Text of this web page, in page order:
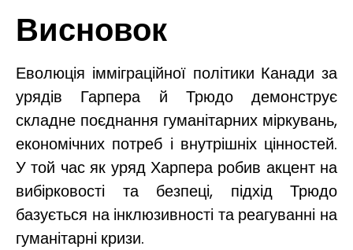
Висновок
Еволюція імміграційної політики Канади за
урядів Гарпера й Трюдо демонструє
складне поєднання гуманітарних міркувань,
економічних потреб і внутрішніх цінностей.
У той час як уряд Харпера робив акцент на
вибірковості та безпеці, підхід Трюдо
базується на інклюзивності та реагуванні на
гуманітарні кризи.